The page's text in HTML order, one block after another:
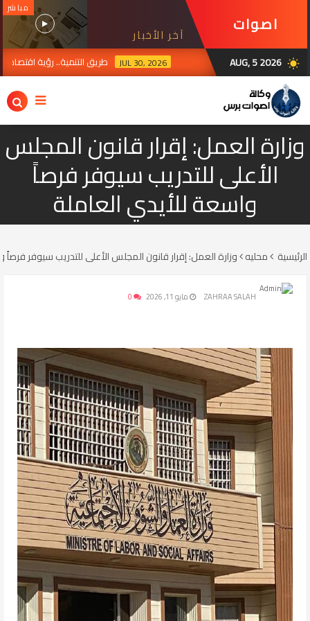
اصوات
برس
آخر الأخبار
مباشر
wb_sunny
AUG, 5 2026
JUL 30, 2026 طريق التنمية.. رؤية اقتصادية
وزارة العمل: إقرار قانون المجلس
الأعلى للتدريب سيوفر فرصاً
واسعة للأيدي العاملة
الرئيسية محليه وزارة العمل: إقرار قانون المجلس الأعلى للتدريب سيوفر فرصاً
ZAHRAA SALAH مايو 11, 2026